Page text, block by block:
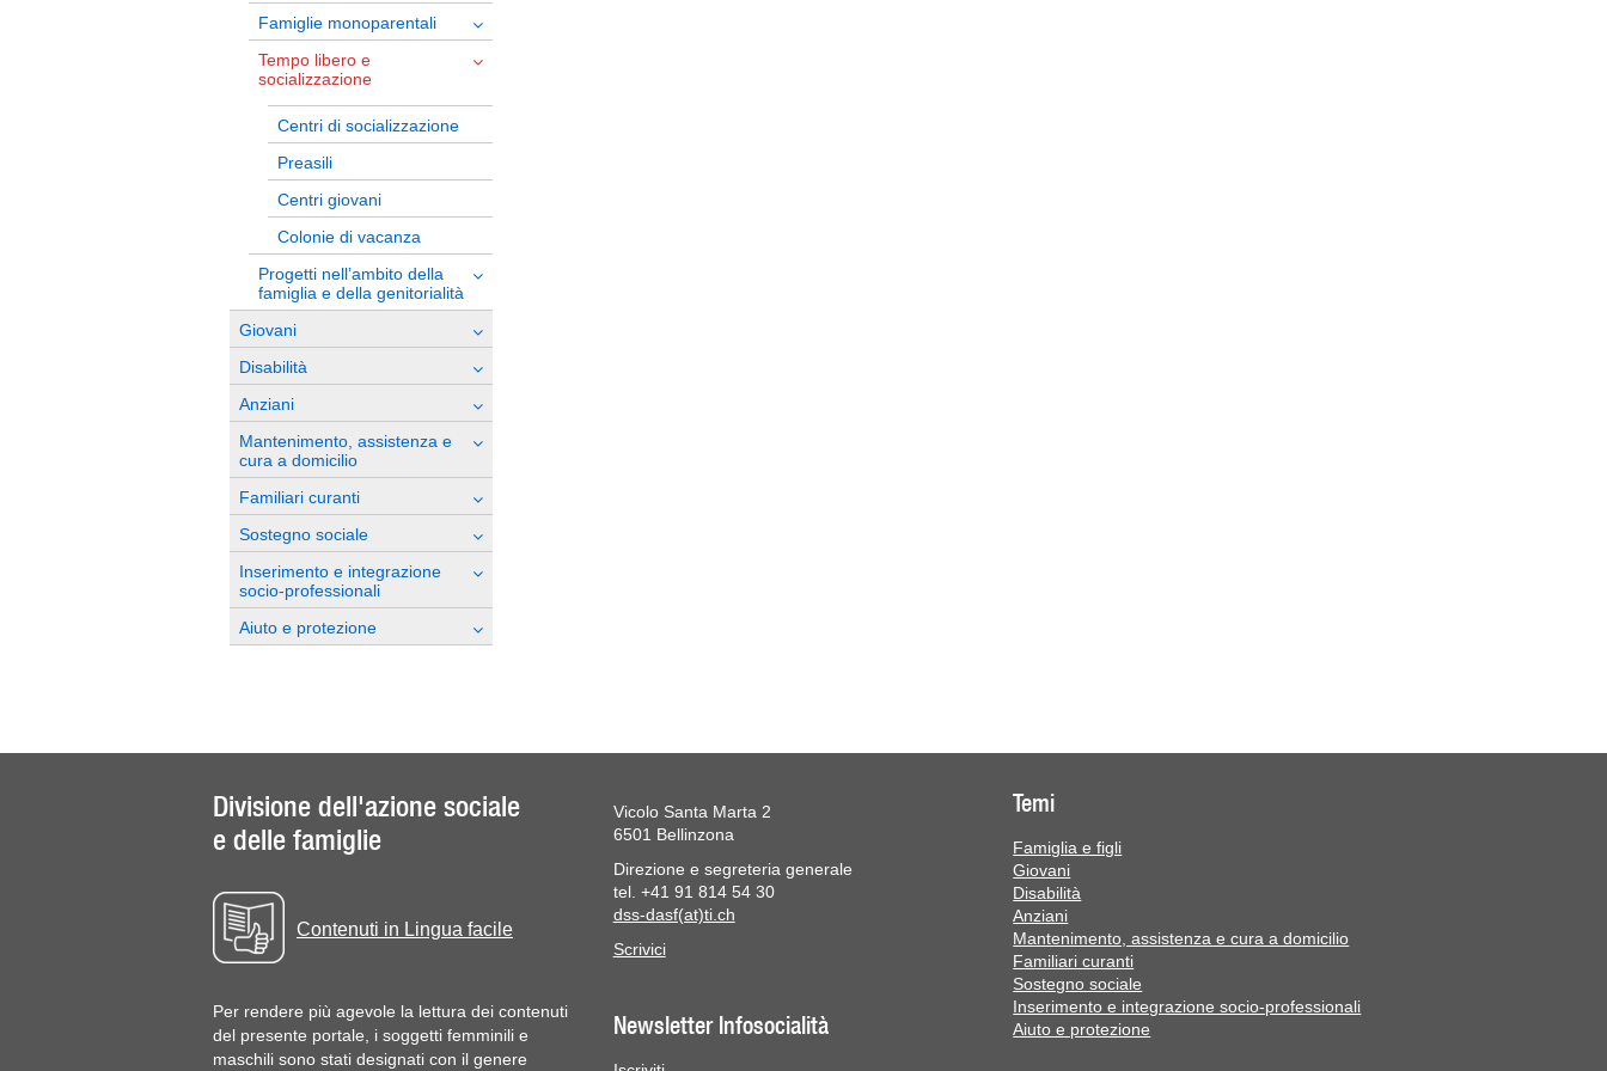
Famiglie monoparentali
Tempo libero e
socializzazione
Centri di socializzazione
Preasili
Centri giovani
Colonie di vacanza
Progetti nell’ambito della
famiglia e della genitorialità
Giovani
Disabilità
Anziani
Mantenimento, assistenza e
cura a domicilio
Familiari curanti
Sostegno sociale
Inserimento e integrazione
socio-professionali
Aiuto e protezione
Divisione dell'azione sociale
e delle famiglie
Contenuti in Lingua facile
Per rendere più agevole la lettura dei contenuti
del presente portale, i soggetti femminili e
maschili sono stati designati con il genere
Vicolo Santa Marta 2
6501 Bellinzona
Direzione e segreteria generale
tel. +41 91 814 54 30
dss-dasf(at)ti.ch
Scrivici
Newsletter Infosocialità
Temi
Famiglia e figli
Giovani
Disabilità
Anziani
Mantenimento, assistenza e cura a domicilio
Familiari curanti
Sostegno sociale
Inserimento e integrazione socio-professionali
Aiuto e protezione